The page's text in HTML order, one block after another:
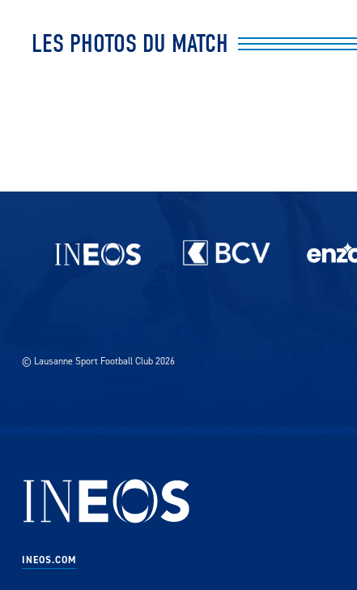
LES PHOTOS DU MATCH
Partenaires du lausanne-Sport
© Lausanne Sport Football Club 2026
INEOS.COM